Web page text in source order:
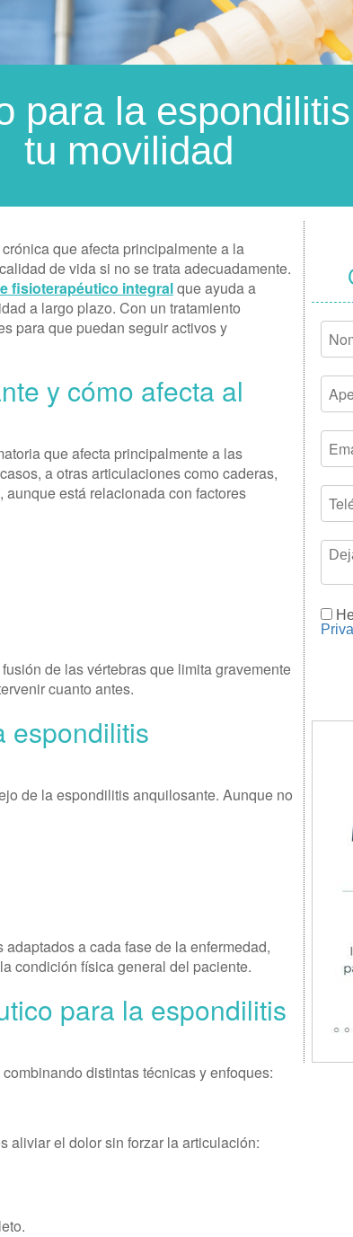
para la
tu movilidad
que afecta principalmente a la
de vida si no se trata adecuadamente.
fisioterapéutico integralque ayuda a
a largo plazo. Con un tratamiento
para que puedan seguir activos y
y cómo afecta al
que afecta principalmente a las
a otras articulaciones como caderas,
está relacionada con factores
de las vértebras que limita gravemente
cuanto antes.
espondilitis
de la espondilitis anquilosante. Aunque no
a cada fase de la enfermedad,
condición física general del paciente.
para la espondilitis
distintas técnicas y enfoques:
aliviar el dolor sin forzar la articulación: